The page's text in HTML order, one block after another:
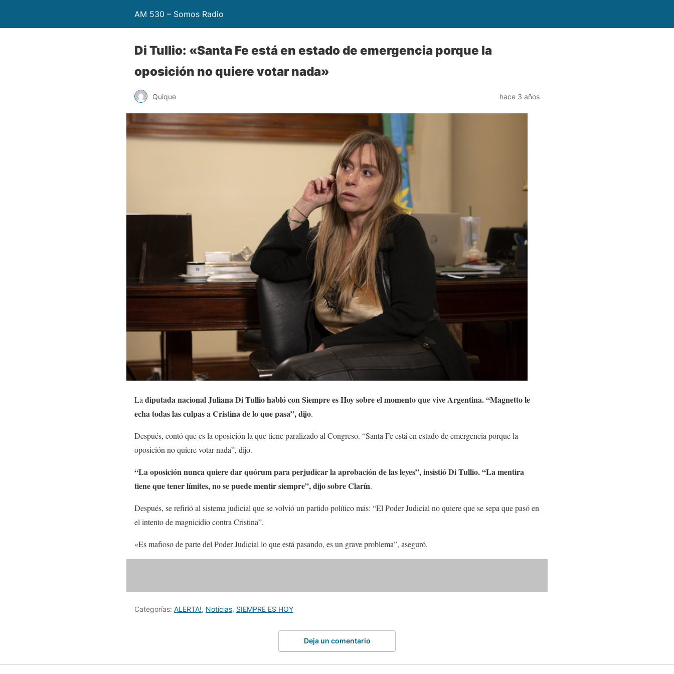
AM 530 – Somos Radio
Di Tullio: «Santa Fe está en estado de emergencia porque la
oposición no quiere votar nada»
Quique hace 3 años
La diputada nacional Juliana Di Tullio habló con Siempre es Hoy sobre el momento que vive Argentina. “Magnetto le
echa todas las culpas a Cristina de lo que pasa”, dijo.
Después, contó que es la oposición la que tiene paralizado al Congreso. “Santa Fe está en estado de emergencia porque la
oposición no quiere votar nada”, dijo.
“La oposición nunca quiere dar quórum para perjudicar la aprobación de las leyes”, insistió Di Tullio. “La mentira
tiene que tener límites, no se puede mentir siempre”, dijo sobre Clarín.
Después, se refirió al sistema judicial que se volvió un partido político más: “El Poder Judicial no quiere que se sepa que pasó en
el intento de magnicidio contra Cristina”.
«Es mafioso de parte del Poder Judicial lo que está pasando, es un grave problema”, aseguró.
Categorías: ALERTA!, Noticias, SIEMPRE ES HOY
Deja un comentario